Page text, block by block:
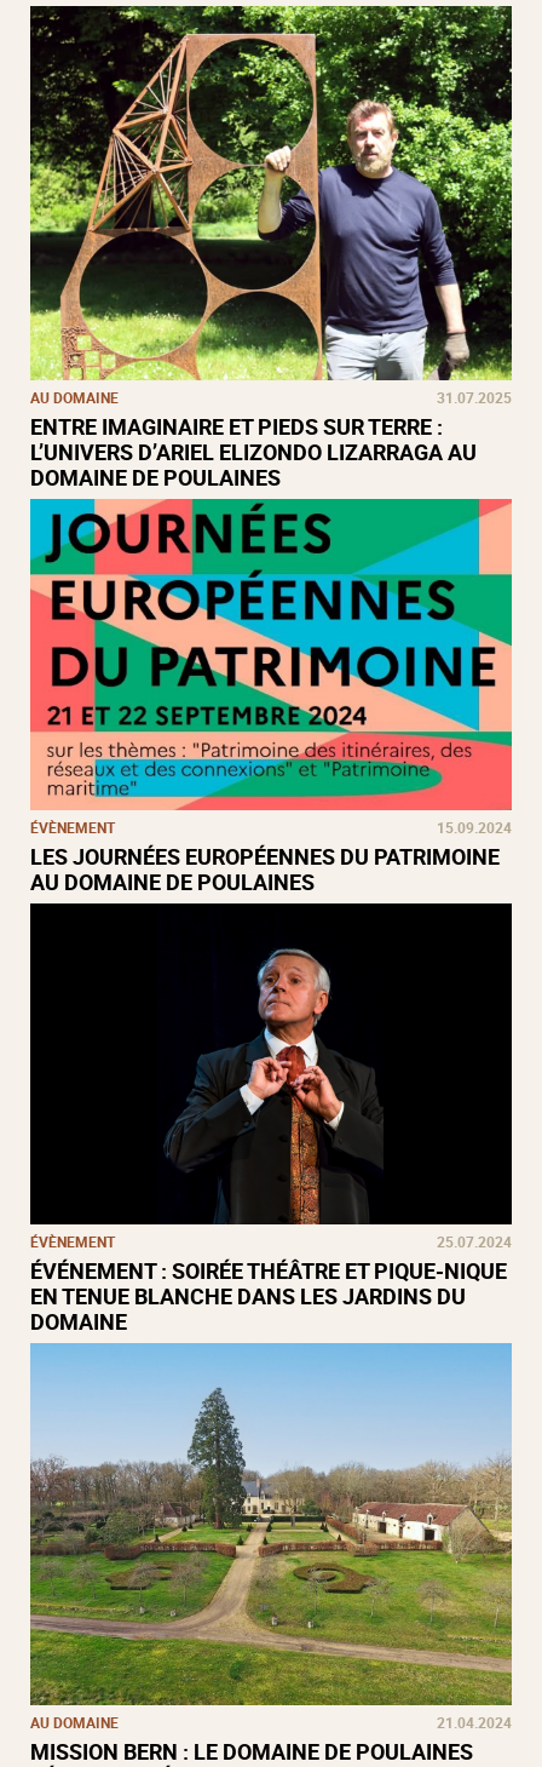
AU DOMAINE 31.07.2025
ENTRE IMAGINAIRE ET PIEDS SUR TERRE :
L’UNIVERS D’ARIEL ELIZONDO LIZARRAGA AU
DOMAINE DE POULAINES
ÉVÈNEMENT 15.09.2024
LES JOURNÉES EUROPÉENNES DU PATRIMOINE
AU DOMAINE DE POULAINES
ÉVÈNEMENT 25.07.2024
ÉVÉNEMENT : SOIRÉE THÉÂTRE ET PIQUE-NIQUE
EN TENUE BLANCHE DANS LES JARDINS DU
DOMAINE
AU DOMAINE 21.04.2024
MISSION BERN : LE DOMAINE DE POULAINES